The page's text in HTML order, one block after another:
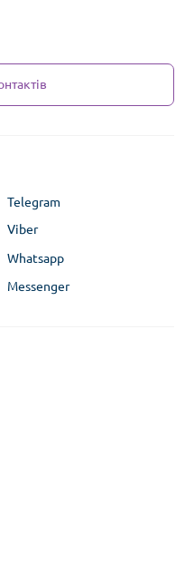
Telegram
Viber
Whatsapp
Messenger